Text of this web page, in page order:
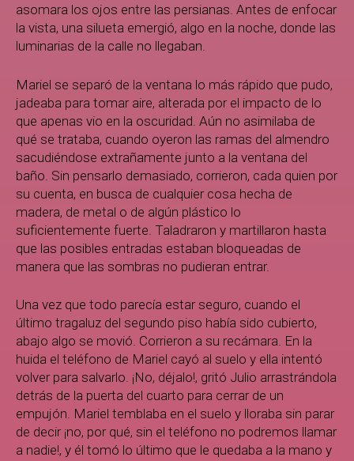
asomara los ojos entre las persianas. Antes de enfocar
la vista, una silueta emergió, algo en la noche, donde las
luminarias de la calle no llegaban.
Mariel se separó de la ventana lo más rápido que pudo,
jadeaba para tomar aire, alterada por el impacto de lo
que apenas vio en la oscuridad. Aún no asimilaba de
qué se trataba, cuando oyeron las ramas del almendro
sacudiéndose extrañamente junto a la ventana del
baño. Sin pensarlo demasiado, corrieron, cada quien por
su cuenta, en busca de cualquier cosa hecha de
madera, de metal o de algún plástico lo
suficientemente fuerte. Taladraron y martillaron hasta
que las posibles entradas estaban bloqueadas de
manera que las sombras no pudieran entrar.
Una vez que todo parecía estar seguro, cuando el
último tragaluz del segundo piso había sido cubierto,
abajo algo se movió. Corrieron a su recámara. En la
huida el teléfono de Mariel cayó al suelo y ella intentó
volver para salvarlo. ¡No, déjalo!, gritó Julio arrastrándola
detrás de la puerta del cuarto para cerrar de un
empujón. Mariel temblaba en el suelo y lloraba sin parar
de decir ¡no, por qué, sin el teléfono no podremos llamar
a nadie!, y él tomó lo último que le quedaba a la mano y